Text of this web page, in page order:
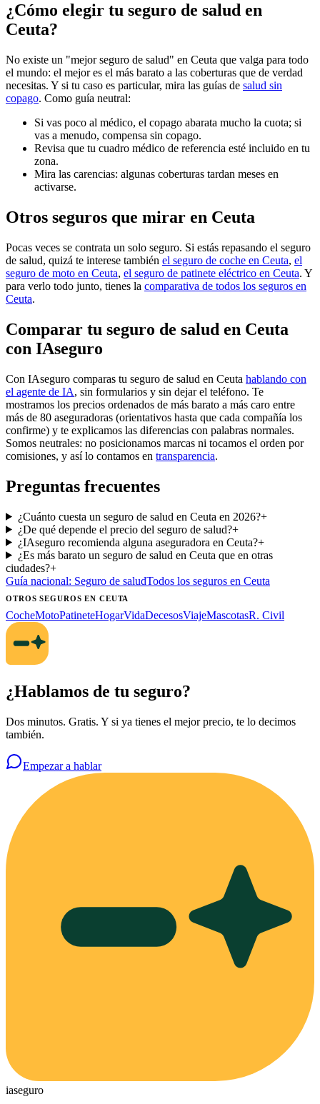
¿Cómo elegir tu seguro de salud en
Ceuta?
No existe un "mejor seguro de salud" en Ceuta que valga para todo
el mundo: el mejor es el más barato a las coberturas que de verdad
necesitas. Y si tu caso es particular, mira las guías de salud sin
copago. Como guía neutral:
Si vas poco al médico, el copago abarata mucho la cuota; si
vas a menudo, compensa sin copago.
Revisa que tu cuadro médico de referencia esté incluido en tu
zona.
Mira las carencias: algunas coberturas tardan meses en
activarse.
Otros seguros que mirar en Ceuta
Pocas veces se contrata un solo seguro. Si estás repasando el seguro
de salud, quizá te interese también el seguro de coche en Ceuta, el
seguro de moto en Ceuta, el seguro de patinete eléctrico en Ceuta. Y
para verlo todo junto, tienes la comparativa de todos los seguros en
Ceuta.
Comparar tu seguro de salud en Ceuta
con IAseguro
Con IAseguro comparas tu seguro de salud en Ceuta hablando con
el agente de IA, sin formularios y sin dejar el teléfono. Te
mostramos los precios ordenados de más barato a más caro entre
más de 80 aseguradoras (orientativos hasta que cada compañía los
confirme) y te explicamos las diferencias con palabras normales.
Somos neutrales: no posicionamos marcas ni tocamos el orden por
comisiones, y así lo contamos en transparencia.
Preguntas frecuentes
¿Cuánto cuesta un seguro de salud en Ceuta en 2026?+
¿De qué depende el precio del seguro de salud?+
¿IAseguro recomienda alguna aseguradora en Ceuta?+
¿Es más barato un seguro de salud en Ceuta que en otras
ciudades?+
Guía nacional: Seguro de saludTodos los seguros en Ceuta
OTROS SEGUROSEN CEUTA
CocheMotoPatineteHogarVidaDecesosViajeMascotasR. Civil
¿Hablamos de tu seguro?
Dos minutos. Gratis. Y si ya tienes el mejor precio, te lo decimos
también.
Empezar a hablar
iaseguro